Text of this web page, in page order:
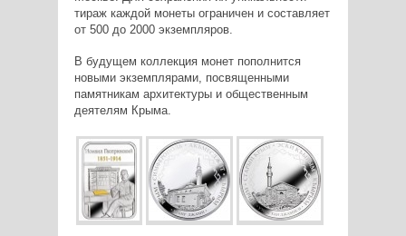
тираж каждой монеты ограничен и составляет
от 500 до 2000 экземпляров.
В будущем коллекция монет пополнится
новыми экземплярами, посвященными
памятникам архитектуры и общественным
деятелям Крыма.